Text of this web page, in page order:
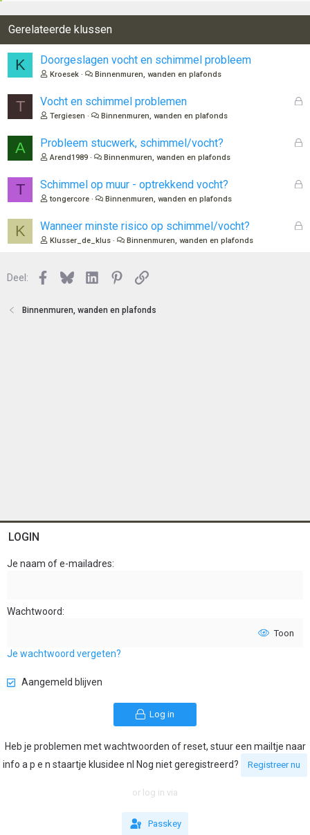
Gerelateerde klussen
K Doorgeslagen vocht en schimmel probleem
Kroesek Binnenmuren, wanden en plafonds
T
G
n
Vocht en schimmel problemen
Tergiesen Binnenmuren, wanden en plafonds
A
G
n
Probleem stucwerk, schimmel/vocht?
Arend1989 Binnenmuren, wanden en plafonds
T
G
Schimmel op muur - optrekkend vocht?
tongercore Binnenmuren, wanden en plafonds
K
G
Wanneer minste risico op schimmel/vocht?
Klusser_de_klus Binnenmuren, wanden en plafonds
Deel: Facebook
BlueskyLinkedInPinterest
Link
Binnenmuren, wanden en plafonds
LOGIN
Je naam of e-mailadres
Wachtwoord
Toon
Je wachtwoord vergeten?
Aangemeld blijven
Log in
Heb je problemen met wachtwoorden of reset, stuur een mailtje naar
info a p e n staartje klusidee nl Nog niet geregistreerd?
Registreer nu
or log in via
Passkey